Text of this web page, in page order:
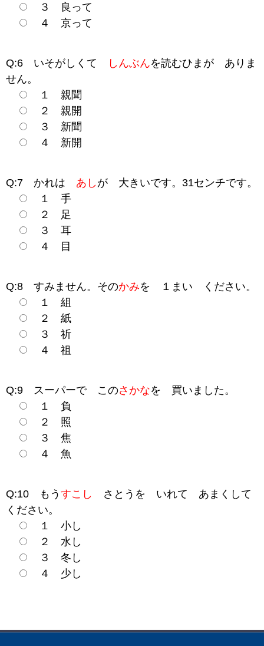
３ 良って
４ 京って
Q:6 いそがしくて しんぶんを読むひまが ありま
せん。
１ 親聞
２ 親開
３ 新聞
４ 新開
Q:7 かれは あし が 大きいです。31センチです。
１ 手
２ 足
３ 耳
４ 目
Q:8 すみません。そのかみを １まい ください。
１ 組
２ 紙
３ 祈
４ 祖
Q:9 スーパーで このさかなを 買いました。
１ 負
２ 照
３ 焦
４ 魚
Q:10 もう すこし
さとうを いれて あまくして
ください。
１ 小し
２ 水し
３ 冬し
４ 少し